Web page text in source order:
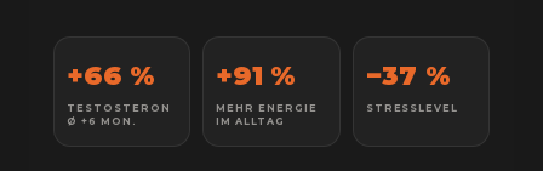
+66 %
TESTOSTERON
Ø +6 MON.
+91 %
MEHR ENERGIE
IM ALLTAG
−37 %
STRESSLEVEL